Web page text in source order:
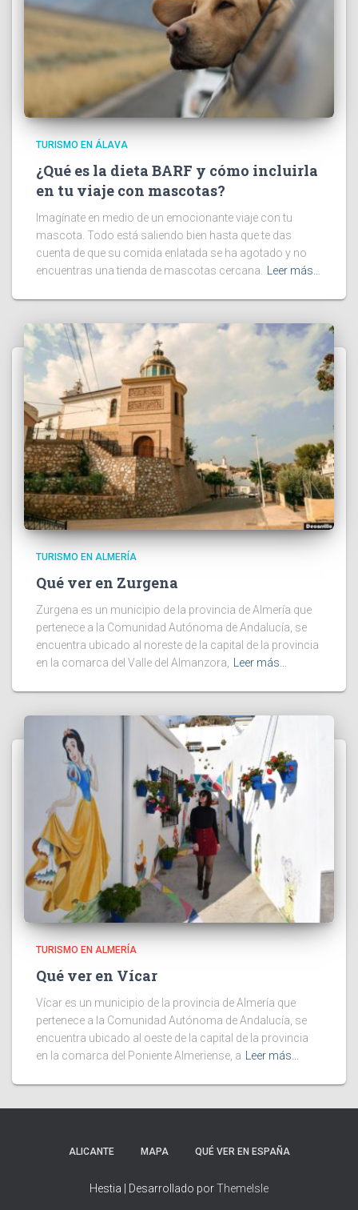
TURISMO EN ÁLAVA
¿Qué es la dieta BARF y cómo incluirla
en tu viaje con mascotas?
Imagínate en medio de un emocionante viaje con tu
mascota. Todo está saliendo bien hasta que te das
cuenta de que su comida enlatada se ha agotado y no
encuentras una tienda de mascotas cercana.
Leer más…
TURISMO EN ALMERÍA
Qué ver en Zurgena
Zurgena es un municipio de la provincia de Almería que
pertenece a la Comunidad Autónoma de Andalucía, se
encuentra ubicado al noreste de la capital de la provincia
en la comarca del Valle del Almanzora, Leer más…
TURISMO EN ALMERÍA
Qué ver en Vícar
Vícar es un municipio de la provincia de Almería que
pertenece a la Comunidad Autónoma de Andalucía, se
encuentra ubicado al oeste de la capital de la provincia
en la comarca del Poniente Almeriense, a
Leer más…
ALICANTE MAPA QUÉ VER EN ESPAÑA
Hestia | Desarrollado porThemeIsle